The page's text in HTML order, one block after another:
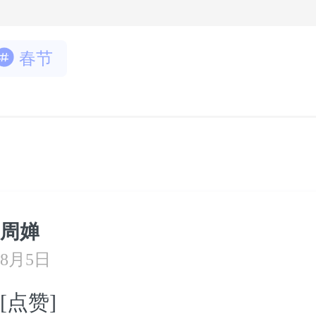
春节
周婵
8月5日
[点赞]